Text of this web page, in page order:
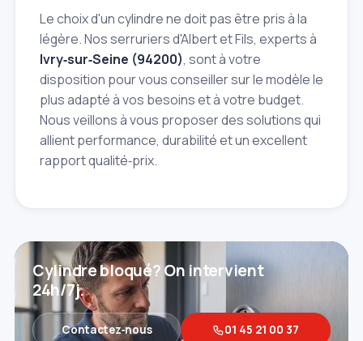
Le choix d'un cylindre ne doit pas être pris à la
légère. Nos serruriers d'Albert et Fils, experts à
Ivry‑sur‑Seine (94200), sont à votre
disposition pour vous conseiller sur le modèle le
plus adapté à vos besoins et à votre budget.
Nous veillons à vous proposer des solutions qui
allient performance, durabilité et un excellent
rapport qualité‑prix.
Cylindre bloqué? On intervient
24h/7j.
Contactez‑nous 01 45 21 00 37